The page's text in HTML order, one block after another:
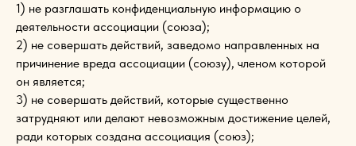
1) не разглашать конфиденциальную информацию о
деятельности ассоциации (союза);
2) не совершать действий, заведомо направленных на
причинение вреда ассоциации (союзу), членом которой
он является;
3) не совершать действий, которые существенно
затрудняют или делают невозможным достижение целей,
ради которых создана ассоциация (союз);